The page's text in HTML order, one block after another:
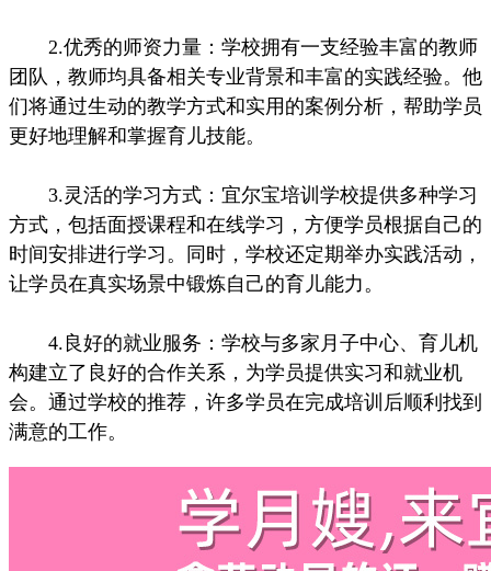
2.优秀的师资力量：学校拥有一支经验丰富的教师
团队，教师均具备相关专业背景和丰富的实践经验。他
们将通过生动的教学方式和实用的案例分析，帮助学员
更好地理解和掌握育儿技能。
3.灵活的学习方式：宜尔宝培训学校提供多种学习
方式，包括面授课程和在线学习，方便学员根据自己的
时间安排进行学习。同时，学校还定期举办实践活动，
让学员在真实场景中锻炼自己的育儿能力。
4.良好的就业服务：学校与多家月子中心、育儿机
构建立了良好的合作关系，为学员提供实习和就业机
会。通过学校的推荐，许多学员在完成培训后顺利找到
满意的工作。